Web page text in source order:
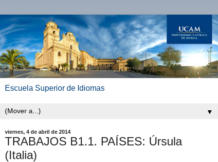
Escuela Superior de Idiomas
▼
viernes, 4 de abril de 2014
TRABAJOS B1.1. PAÍSES: Úrsula
(Italia)